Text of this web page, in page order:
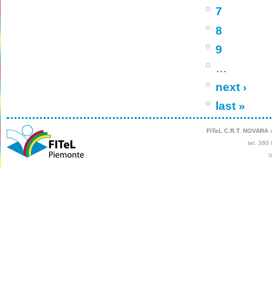
7
8
9
…
next ›
last »
FITeL C.R.T. NOVARA
tel. 380